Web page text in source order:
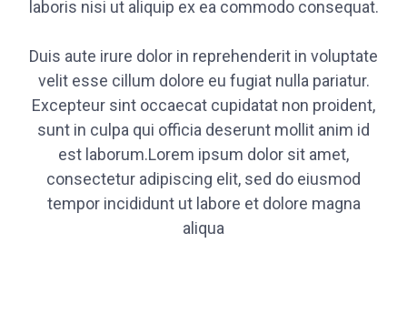
laboris nisi ut aliquip ex ea commodo consequat.
Duis aute irure dolor in reprehenderit in voluptate
velit esse cillum dolore eu fugiat nulla pariatur.
Excepteur sint occaecat cupidatat non proident,
sunt in culpa qui officia deserunt mollit anim id
est laborum.Lorem ipsum dolor sit amet,
consectetur adipiscing elit, sed do eiusmod
tempor incididunt ut labore et dolore magna
aliqua